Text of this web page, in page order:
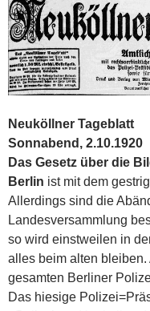
Neuköllner Tageblatt
Sonnabend, 2.10.1920
Das Gesetz über die
Berlin ist mit dem
Allerdings sind die
Landesversammlung
so wird einstweilen in
alles beim alten
gesamten Berliner
Das hiesige